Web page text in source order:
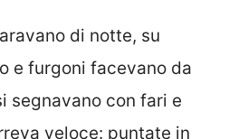
di notte, su
e furgoni facevano da
segnavano con fari e
veloce: puntate in